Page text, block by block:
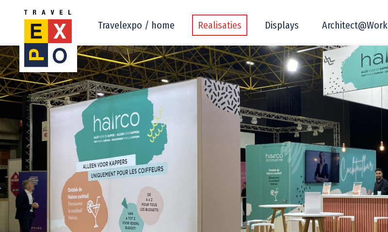
Travelexpo / home Realisaties Displays Architect@Work